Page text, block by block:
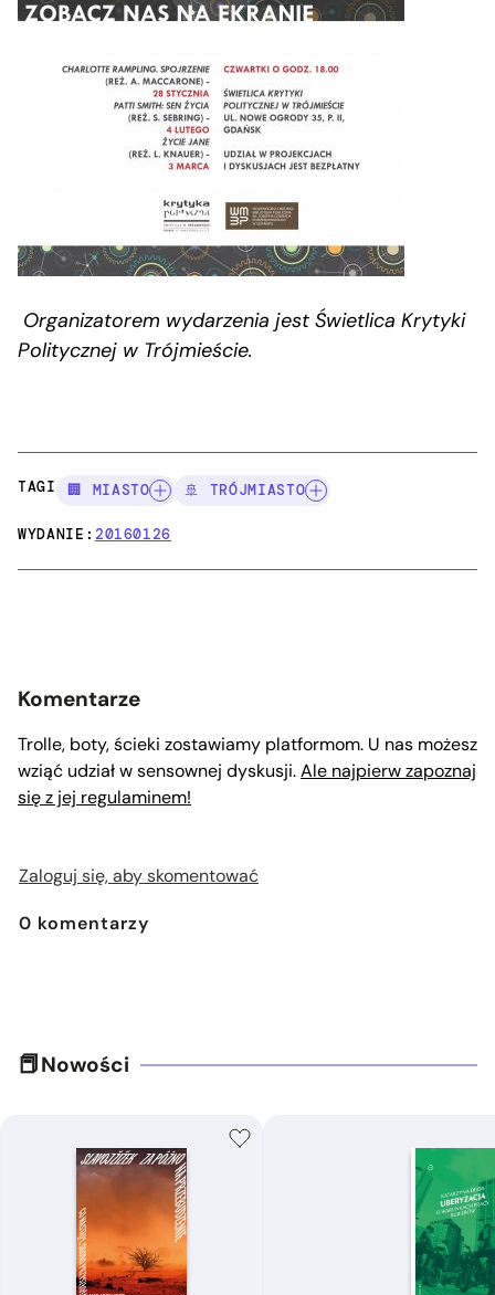
Organizatorem wydarzenia jest Świetlica Krytyki
Politycznej w Trójmieście.
TAGI: 🏢 MIASTO 🚢 TRÓJMIASTO
WYDANIE:20160126
Komentarze
Trolle, boty, ścieki zostawiamy platformom. U nas możesz
wziąć udział w sensownej dyskusji.Ale najpierw zapoznaj
się z jej regulaminem!
Zaloguj się, aby skomentować
0 komentarzy
Nowości